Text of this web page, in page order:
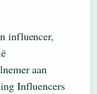
influencer,
aan
Influencers